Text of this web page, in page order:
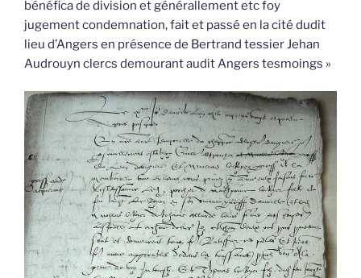
bénéfica de division et générallement etc foy
jugement condemnation, fait et passé en la cité dudit
lieu d’Angers en présence de Bertrand tessier Jehan
Audrouyn clercs demourant audit Angers tesmoings »